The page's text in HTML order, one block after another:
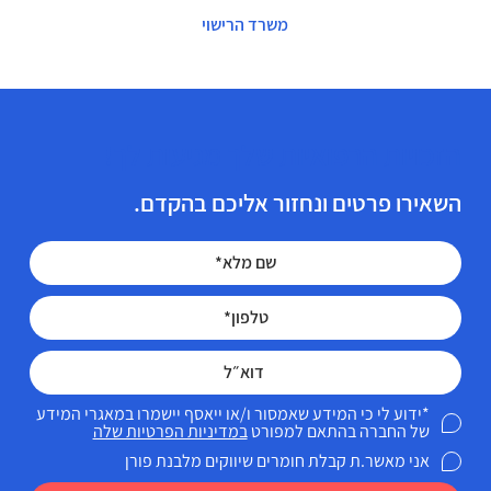
משרד הרישוי
השאירו פרטים ונחזור אליכם בהקדם.
*ידוע לי כי המידע שאמסור ו/או ייאסף יישמרו במאגרי המידע
של החברה בהתאם למפורטבמדיניות הפרטיות שלה
אני מאשר.ת קבלת חומרים שיווקים מלבנת פורן